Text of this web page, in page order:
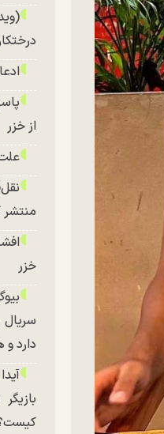
از خزر
منتشر
خزر
دارد